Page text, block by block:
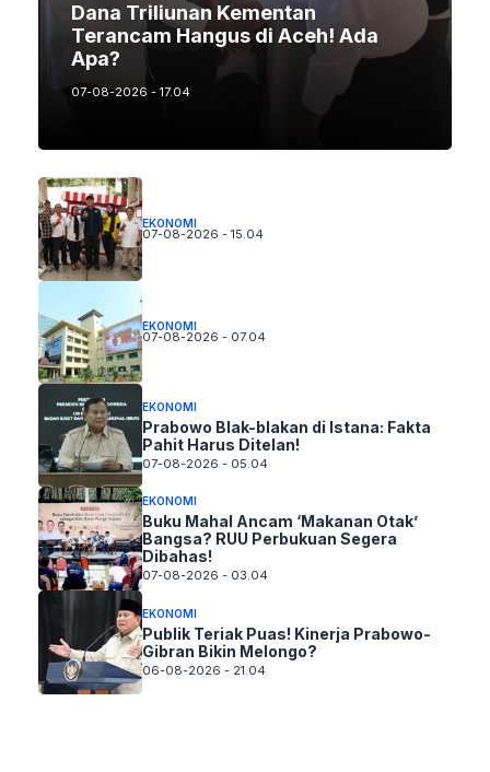
Dana Triliunan Kementan
Terancam Hangus di Aceh! Ada
Apa?
07-08-2026 - 17.04
EKONOMI
07-08-2026 - 15.04
EKONOMI
07-08-2026 - 07.04
EKONOMI
Prabowo Blak-blakan di Istana: Fakta
Pahit Harus Ditelan!
07-08-2026 - 05.04
EKONOMI
Buku Mahal Ancam ‘Makanan Otak’
Bangsa? RUU Perbukuan Segera
Dibahas!
07-08-2026 - 03.04
EKONOMI
Publik Teriak Puas! Kinerja Prabowo-
Gibran Bikin Melongo?
06-08-2026 - 21.04